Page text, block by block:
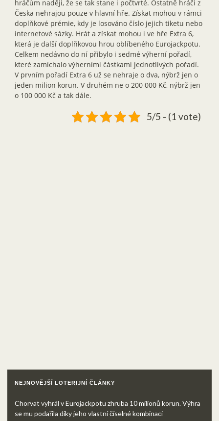
hráčům naději, že se tak stane i počtvrté. Ostatně hráči z
Česka nehrajou pouze v hlavní hře. Získat mohou v rámci
doplňkové prémie, kdy je losováno číslo jejich tiketu nebo
internetové sázky. Hrát a získat mohou i ve hře Extra 6,
která je další doplňkovou hrou oblíbeného Eurojackpotu.
Celkem nedávno do ní přibylo i sedmé výherní pořadí,
které zamíchalo výherními částkami jednotlivých pořadí.
V prvním pořadí Extra 6 už se nehraje o dva, nýbrž jen o
jeden milion korun. V druhém ne o 200 000 Kč, nýbrž jen
o 100 000 Kč a tak dále.
5/5 - (1 vote)
NEJNOVĚJŠÍ LOTERIJNÍ ČLÁNKY
Chorvat vyhrál v Eurojackpotu zhruba 10 milionů korun. Výhra
se mu podařila díky jeho vlastní číselné kombinaci